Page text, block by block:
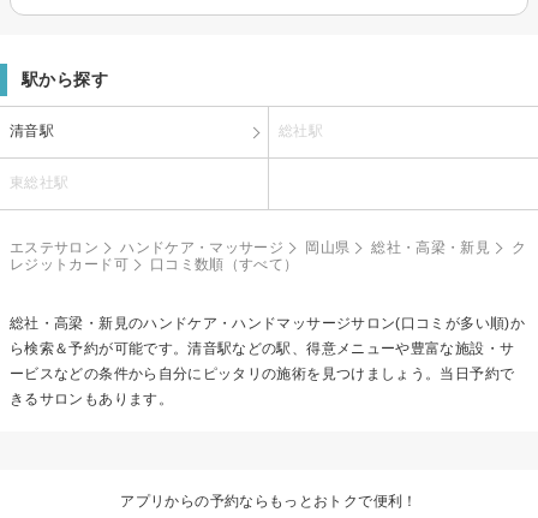
駅から探す
清音駅 総社駅
東総社駅
エステサロン ハンドケア・マッサージ 岡山県 総社・高梁・新見
ク
レジットカード可
口コミ数順（すべて）
総社・高梁・新見のハンドケア・ハンドマッサージサロン(口コミが多い順)か
ら検索＆予約が可能です。清音駅などの駅、得意メニューや豊富な施設・サ
ービスなどの条件から自分にピッタリの施術を見つけましょう。当日予約で
きるサロンもあります。
アプリからの予約ならもっとおトクで便利！